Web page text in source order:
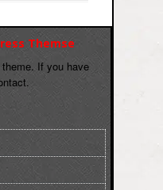
Themse
If you have